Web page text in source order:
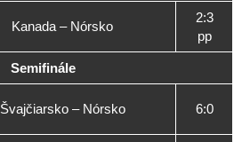
Kanada – Nórsko
2:3
pp
Semifinále
Švajčiarsko – Nórsko 6:0